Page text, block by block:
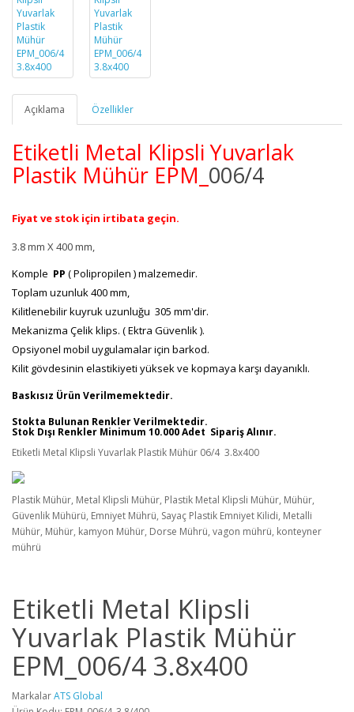
Açıklama Özellikler
Etiketli Metal Klipsli Yuvarlak
Plastik Mühür EPM_ 006/4
Fiyat ve stok için irtibata geçin.
3.8 mm X 400 mm,
Komple PP ( Polipropilen ) malzemedir.
Toplam uzunluk 400 mm,
Kilitlenebilir kuyruk uzunluğu 305 mm'dir.
Mekanizma Çelik klips. ( Ektra Güvenlik ).
Opsiyonel mobil uygulamalar için barkod.
Kilit gövdesinin elastikiyeti yüksek ve kopmaya karşı dayanıklı.
Baskısız Ürün Verilmemektedir.
Stokta Bulunan Renkler Verilmektedir.
Stok Dışı Renkler Minimum 10.000 Adet Sipariş Alınır.
Etiketli Metal Klipsli Yuvarlak Plastik Mühür 06/4 3.8x400
Plastik Mühür, Metal Klipsli Mühür, Plastik Metal Klipsli Mühür, Mühür,
Güvenlik Mühürü, Emniyet Mührü, Sayaç Plastik Emniyet Kilidi, Metalli
Mühür, Mühür, kamyon Mühür, Dorse Mührü, vagon mührü, konteyner
mührü
Etiketli Metal Klipsli
Yuvarlak Plastik Mühür
EPM_006/4 3.8x400
MarkalarATS Global